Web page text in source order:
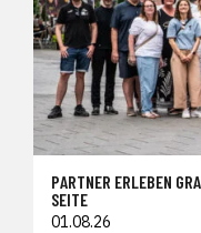
PARTNER ERLEBEN
SEITE
01.08.26